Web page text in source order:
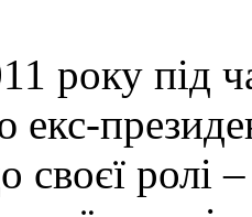
року під
екс-
своєї ролі